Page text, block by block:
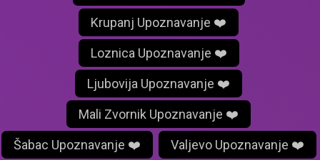
Krupanj Upoznavanje ❤️
Loznica Upoznavanje ❤️
Ljubovija Upoznavanje ❤️
Mali Zvornik Upoznavanje ❤️
Šabac Upoznavanje ❤️ Valjevo Upoznavanje ❤️